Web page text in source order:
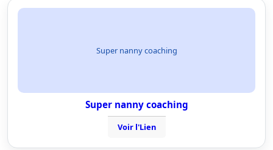
Super nanny coaching
Super nanny coaching
Voir l'Lien